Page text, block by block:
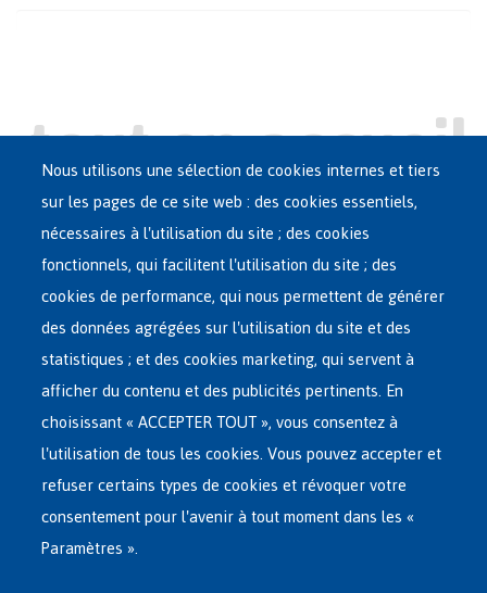
Main
French
Menu
ASILE EN BELGIQUE
RÉSEAU D'ACCUEIL
RETOUR VOLONTAIRE
INTERNATIONAL
À PROPOS DE FEDASIL
Nous utilisons une sélection de cookies internes et tiers
sur les pages de ce site web : des cookies essentiels,
nécessaires à l'utilisation du site ; des cookies
fonctionnels, qui facilitent l'utilisation du site ; des
cookies de performance, qui nous permettent de générer
des données agrégées sur l'utilisation du site et des
statistiques ; et des cookies marketing, qui servent à
afficher du contenu et des publicités pertinents. En
choisissant « ACCEPTER TOUT », vous consentez à
l'utilisation de tous les cookies. Vous pouvez accepter et
refuser certains types de cookies et révoquer votre
consentement pour l'avenir à tout moment dans les «
Paramètres ».